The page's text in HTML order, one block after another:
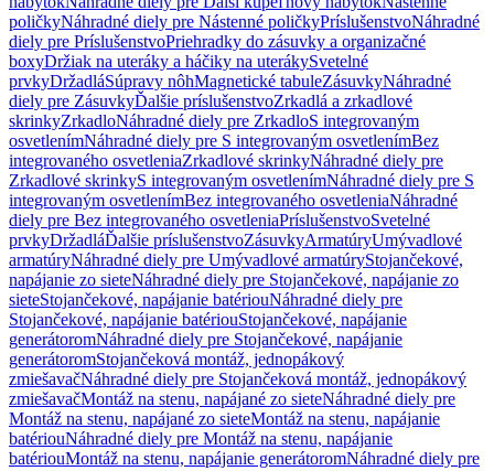
poličkyNáhradné diely pre Nástenné poličkyPríslušenstvoNáhradné
diely pre PríslušenstvoPriehradky do zásuvky a organizačné
boxyDržiak na uteráky a háčiky na uterákySvetelné
prvkyDržadláSúpravy nôhMagnetické tabuleZásuvkyNáhradné
diely pre ZásuvkyĎalšie príslušenstvoZrkadlá a zrkadlové
skrinkyZrkadloNáhradné diely pre ZrkadloS integrovaným
osvetlenímNáhradné diely pre S integrovaným osvetlenímBez
integrovaného osvetleniaZrkadlové skrinkyNáhradné diely pre
Zrkadlové skrinkyS integrovaným osvetlenímNáhradné diely pre S
integrovaným osvetlenímBez integrovaného osvetleniaNáhradné
diely pre Bez integrovaného osvetleniaPríslušenstvoSvetelné
prvkyDržadláĎalšie príslušenstvoZásuvkyArmatúryUmývadlové
armatúryNáhradné diely pre Umývadlové armatúryStojančekové,
napájanie zo sieteNáhradné diely pre Stojančekové, napájanie zo
sieteStojančekové, napájanie batériouNáhradné diely pre
Stojančekové, napájanie batériouStojančekové, napájanie
generátoromNáhradné diely pre Stojančekové, napájanie
generátoromStojančeková montáž, jednopákový
zmiešavačNáhradné diely pre Stojančeková montáž, jednopákový
zmiešavačMontáž na stenu, napájané zo sieteNáhradné diely pre
Montáž na stenu, napájané zo sieteMontáž na stenu, napájanie
batériouNáhradné diely pre Montáž na stenu, napájanie
batériouMontáž na stenu, napájanie generátoromNáhradné diely pre